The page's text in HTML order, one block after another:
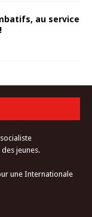
au service
jeunes.
une Internationale